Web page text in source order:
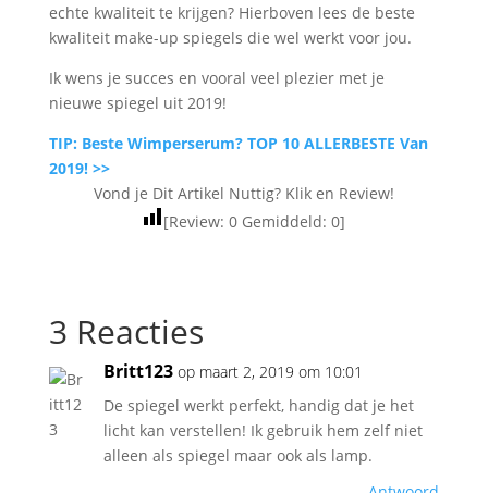
echte kwaliteit te krijgen? Hierboven lees de beste
kwaliteit make-up spiegels die wel werkt voor jou.
Ik wens je succes en vooral veel plezier met je
nieuwe spiegel uit 2019!
TIP: Beste Wimperserum? TOP 10 ALLERBESTE Van
2019! >>
Vond je Dit Artikel Nuttig? Klik en Review!
[Review:0 Gemiddeld:0]
3 Reacties
Britt123 op maart 2, 2019 om 10:01
De spiegel werkt perfekt, handig dat je het
licht kan verstellen! Ik gebruik hem zelf niet
alleen als spiegel maar ook als lamp.